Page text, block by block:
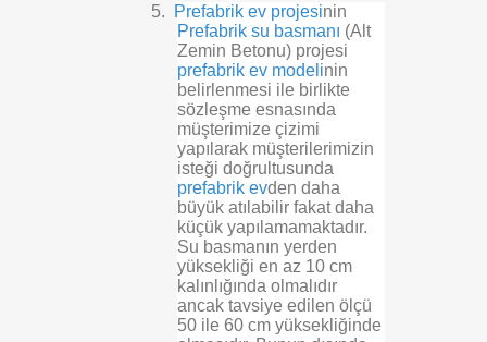
5.
Prefabrik ev projesinin
Prefabrik su basmanı (Alt
Zemin Betonu) projesi
prefabrik ev modelinin
belirlenmesi ile birlikte
sözleşme esnasında
müşterimize çizimi
yapılarak müşterilerimizin
isteği doğrultusunda
prefabrik evden daha
büyük atılabilir fakat daha
küçük yapılamamaktadır.
Su basmanın yerden
yüksekliği en az 10 cm
kalınlığında olmalıdır
ancak tavsiye edilen ölçü
50 ile 60 cm yüksekliğinde